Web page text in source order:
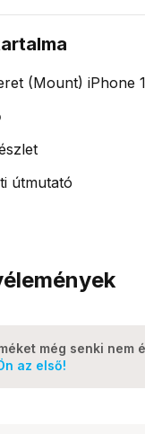
(Mount) iPhone
útmutató
még senki nem
az első!